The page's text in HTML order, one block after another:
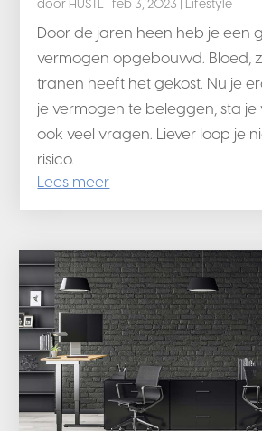
door HUSTL |feb 3, 2023 | Lifestyle
Door de jaren heen heb je een
vermogen opgebouwd. Bloed,
tranen heeft het gekost. Nu je
je vermogen te beleggen, sta je
ook veel vragen. Liever loop je
risico.
Lees meer